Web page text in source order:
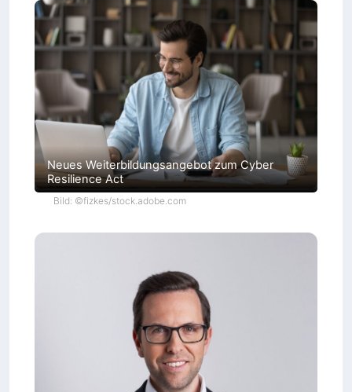
g
i
c
h
Neues Weiterbildungsangebot zum Cyber
Resilience Act
Bild: ©fizkes/stock.adobe.com